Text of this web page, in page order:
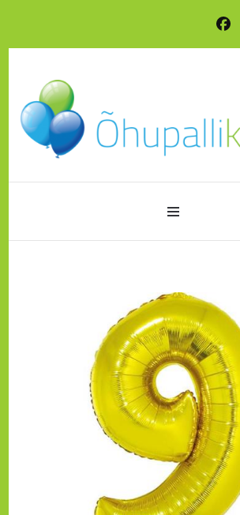
Peotarbed ja õhupallitrükk ühest kohast